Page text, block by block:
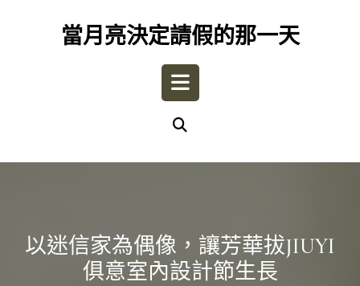
當月亮決定請假的那一天
Open
以迷信家為偶像，讓芳華拔JIUYI
俱意室內設計節生長